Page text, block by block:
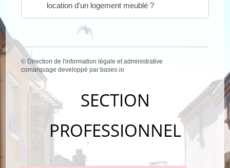
location d'un logement meublé ?
© Direction de l'information légale et administrative
comarquage developpé parbaseo.io
SECTION
PROFESSIONNEL